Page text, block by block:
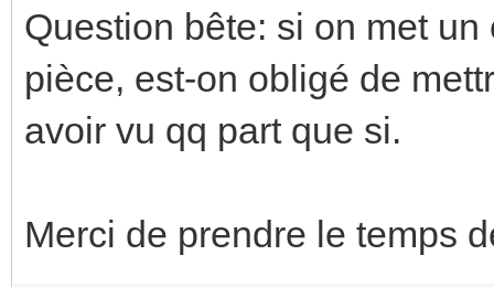
Question bête: si on met
pièce, est-on obligé de
avoir vu qq part que si.
Merci de prendre le temps